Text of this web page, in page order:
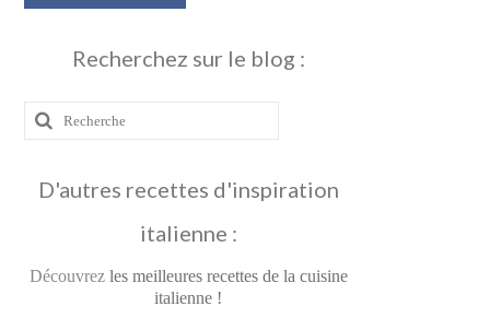
Recherchez sur le blog :
D'autres recettes d'inspiration
italienne :
Découvrez les meilleures recettes de la cuisine
italienne !